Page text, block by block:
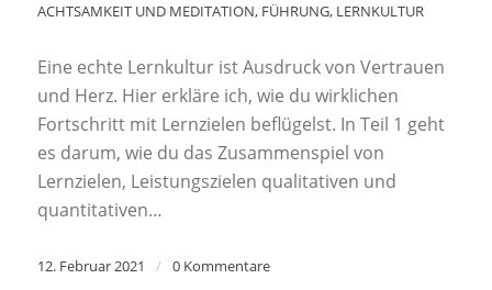
ACHTSAMKEIT UND MEDITATION, FÜHRUNG, LERNKULTUR
Eine echte Lernkultur ist Ausdruck von Vertrauen
und Herz. Hier erkläre ich, wie du wirklichen
Fortschritt mit Lernzielen beflügelst. In Teil 1 geht
es darum, wie du das Zusammenspiel von
Lernzielen, Leistungszielen qualitativen und
quantitativen…
12. Februar 2021 / 0 Kommentare